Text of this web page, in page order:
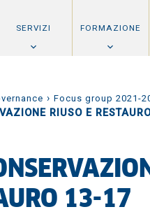
SERVIZI FORMAZIONE
› Focus group 2021-
RIUSO E
13-17